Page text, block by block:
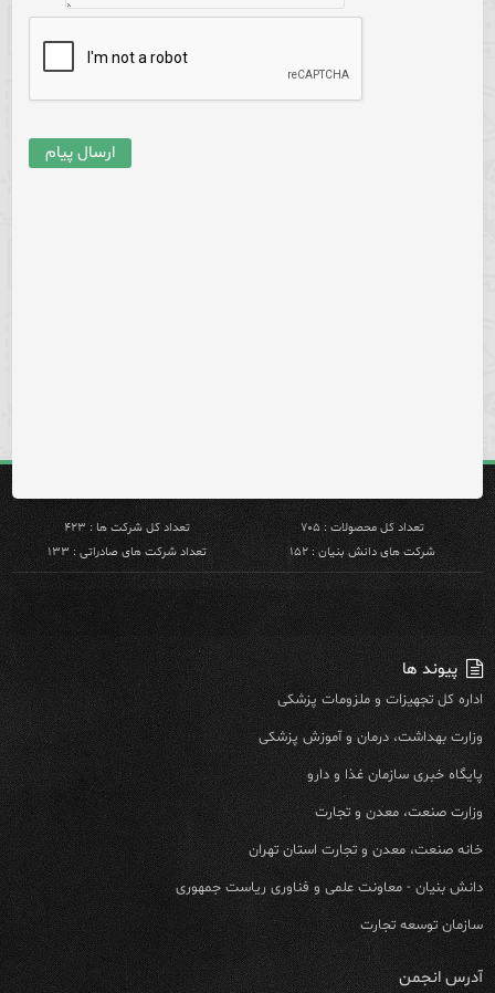
تعداد کل محصولات : ۷۰۵
تعداد کل شرکت ها : ۴۲۳
شرکت های دانش بنیان : ۱۵۲
تعداد شرکت های صادراتی : ۱۳۳
پیوند ها
اداره کل تجهیزات و ملزومات پزشکی
وزارت بهداشت، درمان و آموزش پزشکی
پایگاه خبری سازمان غذا و دارو
وزارت صنعت، معدن و تجارت
خانه صنعت، معدن و تجارت استان تهران
دانش بنیان - معاونت علمی و فناوری ریاست جمهوری
سازمان توسعه تجارت
آدرس انجمن